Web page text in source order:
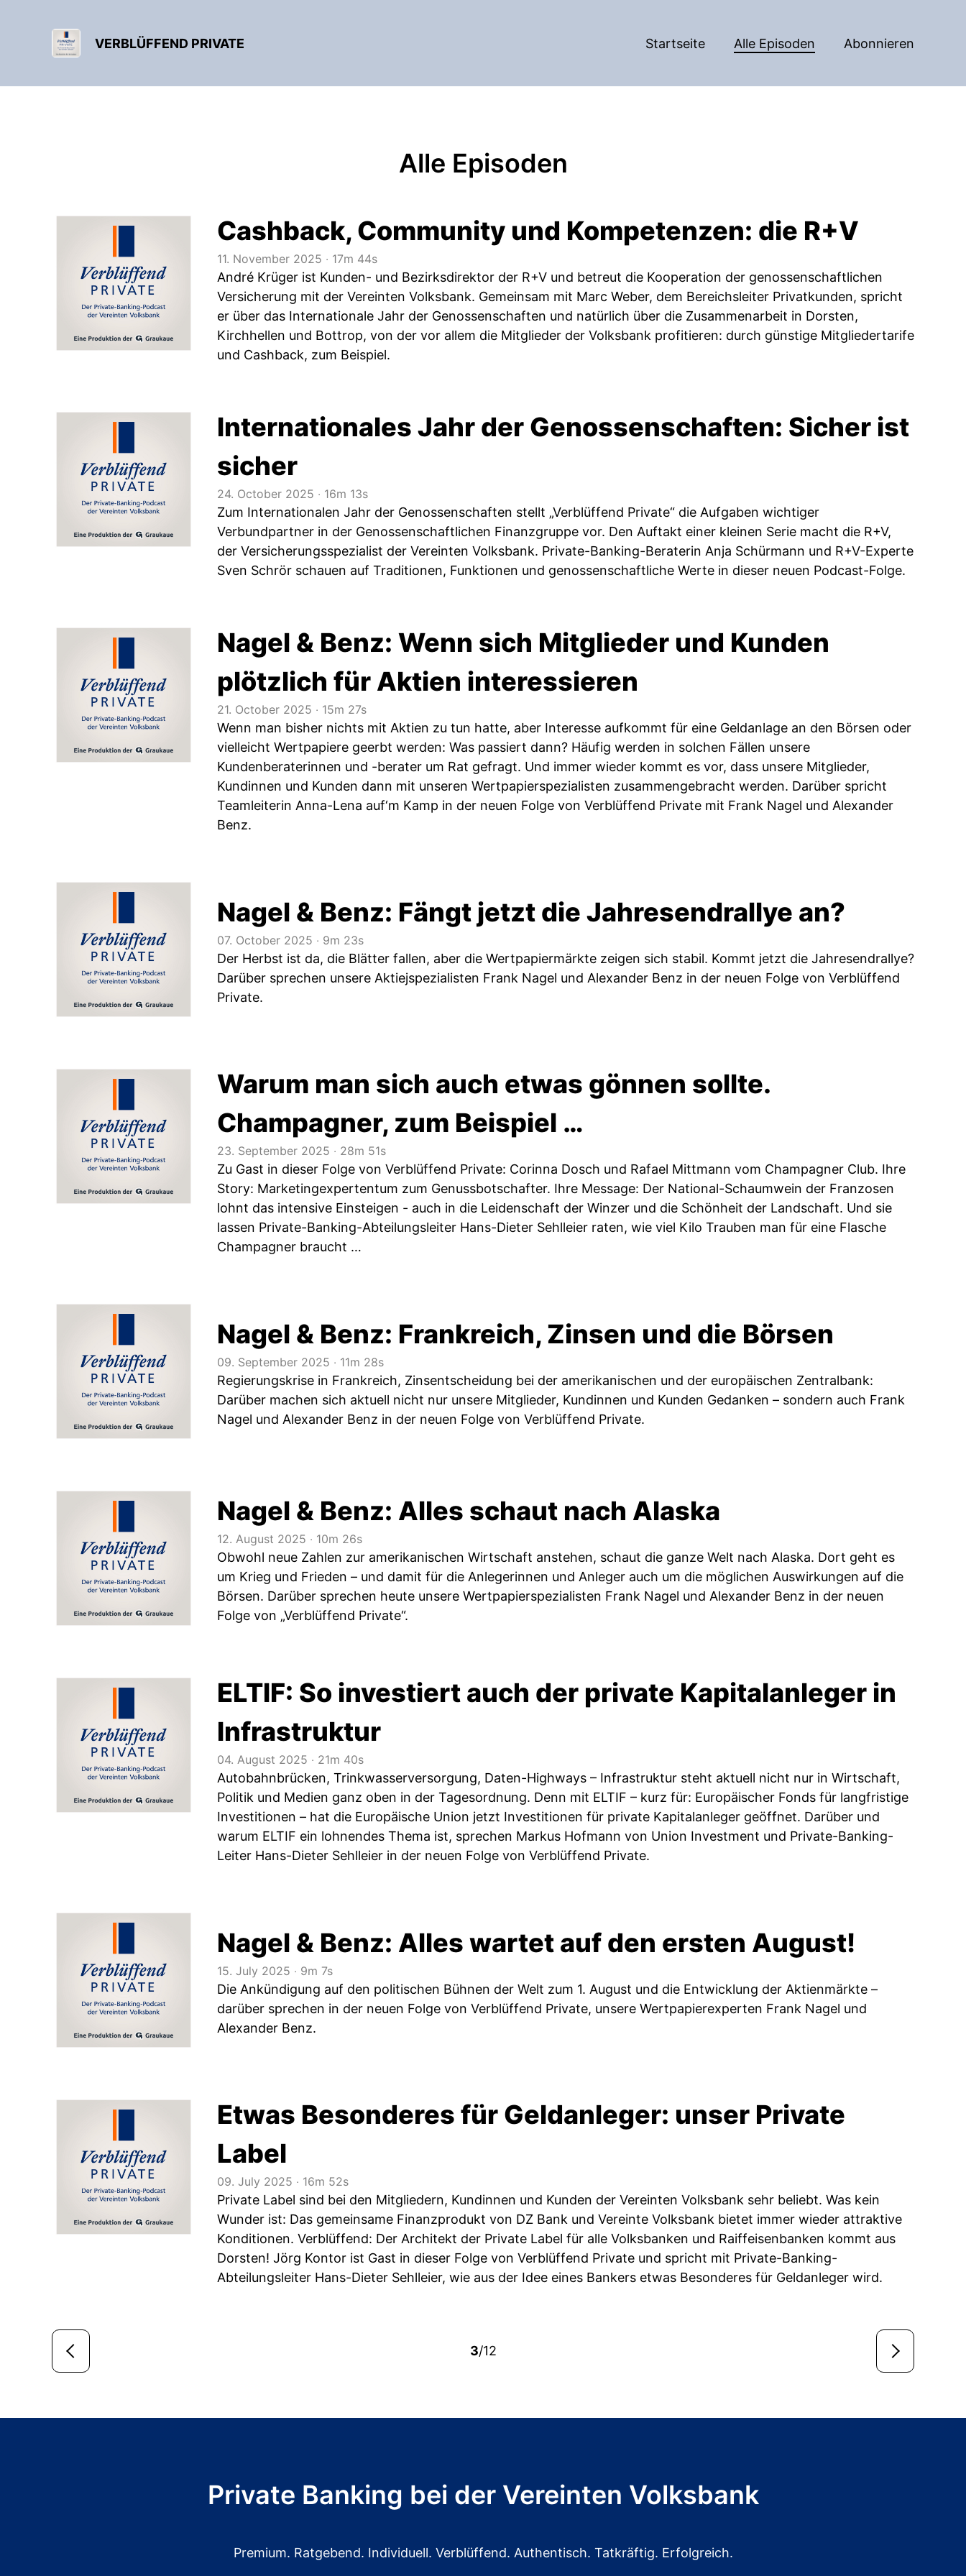
VERBLÜFFEND PRIVATE Startseite Alle Episoden Abonnieren
Alle Episoden
Cashback, Community und Kompetenzen: die R+V
11. November 2025 ‧ 17m 44s
André Krüger ist Kunden- und Bezirksdirektor der R+V und betreut die Kooperation der genossenschaftlichen
Versicherung mit der Vereinten Volksbank. Gemeinsam mit Marc Weber, dem Bereichsleiter Privatkunden, spricht
er über das Internationale Jahr der Genossenschaften und natürlich über die Zusammenarbeit in Dorsten,
Kirchhellen und Bottrop, von der vor allem die Mitglieder der Volksbank profitieren: durch günstige Mitgliedertarife
und Cashback, zum Beispiel.
Internationales Jahr der Genossenschaften: Sicher ist
sicher
24. October 2025 ‧ 16m 13s
Zum Internationalen Jahr der Genossenschaften stellt „Verblüffend Private“ die Aufgaben wichtiger
Verbundpartner in der Genossenschaftlichen Finanzgruppe vor. Den Auftakt einer kleinen Serie macht die R+V,
der Versicherungsspezialist der Vereinten Volksbank. Private-Banking-Beraterin Anja Schürmann und R+V-Experte
Sven Schrör schauen auf Traditionen, Funktionen und genossenschaftliche Werte in dieser neuen Podcast-Folge.
Nagel & Benz: Wenn sich Mitglieder und Kunden
plötzlich für Aktien interessieren
21. October 2025 ‧ 15m 27s
Wenn man bisher nichts mit Aktien zu tun hatte, aber Interesse aufkommt für eine Geldanlage an den Börsen oder
vielleicht Wertpapiere geerbt werden: Was passiert dann? Häufig werden in solchen Fällen unsere
Kundenberaterinnen und -berater um Rat gefragt. Und immer wieder kommt es vor, dass unsere Mitglieder,
Kundinnen und Kunden dann mit unseren Wertpapierspezialisten zusammengebracht werden. Darüber spricht
Teamleiterin Anna-Lena auf‘m Kamp in der neuen Folge von Verblüffend Private mit Frank Nagel und Alexander
Benz.
Nagel & Benz: Fängt jetzt die Jahresendrallye an?
07. October 2025 ‧ 9m 23s
Der Herbst ist da, die Blätter fallen, aber die Wertpapiermärkte zeigen sich stabil. Kommt jetzt die Jahresendrallye?
Darüber sprechen unsere Aktiejspezialisten Frank Nagel und Alexander Benz in der neuen Folge von Verblüffend
Private.
Warum man sich auch etwas gönnen sollte.
Champagner, zum Beispiel …
23. September 2025 ‧ 28m 51s
Zu Gast in dieser Folge von Verblüffend Private: Corinna Dosch und Rafael Mittmann vom Champagner Club. Ihre
Story: Marketingexpertentum zum Genussbotschafter. Ihre Message: Der National-Schaumwein der Franzosen
lohnt das intensive Einsteigen - auch in die Leidenschaft der Winzer und die Schönheit der Landschaft. Und sie
lassen Private-Banking-Abteilungsleiter Hans-Dieter Sehlleier raten, wie viel Kilo Trauben man für eine Flasche
Champagner braucht …
Nagel & Benz: Frankreich, Zinsen und die Börsen
09. September 2025 ‧ 11m 28s
Regierungskrise in Frankreich, Zinsentscheidung bei der amerikanischen und der europäischen Zentralbank:
Darüber machen sich aktuell nicht nur unsere Mitglieder, Kundinnen und Kunden Gedanken – sondern auch Frank
Nagel und Alexander Benz in der neuen Folge von Verblüffend Private.
Nagel & Benz: Alles schaut nach Alaska
12. August 2025 ‧ 10m 26s
Obwohl neue Zahlen zur amerikanischen Wirtschaft anstehen, schaut die ganze Welt nach Alaska. Dort geht es
um Krieg und Frieden – und damit für die Anlegerinnen und Anleger auch um die möglichen Auswirkungen auf die
Börsen. Darüber sprechen heute unsere Wertpapierspezialisten Frank Nagel und Alexander Benz in der neuen
Folge von „Verblüffend Private“.
ELTIF: So investiert auch der private Kapitalanleger in
Infrastruktur
04. August 2025 ‧ 21m 40s
Autobahnbrücken, Trinkwasserversorgung, Daten-Highways – Infrastruktur steht aktuell nicht nur in Wirtschaft,
Politik und Medien ganz oben in der Tagesordnung. Denn mit ELTIF – kurz für: Europäischer Fonds für langfristige
Investitionen – hat die Europäische Union jetzt Investitionen für private Kapitalanleger geöffnet. Darüber und
warum ELTIF ein lohnendes Thema ist, sprechen Markus Hofmann von Union Investment und Private-Banking-
Leiter Hans-Dieter Sehlleier in der neuen Folge von Verblüffend Private.
Nagel & Benz: Alles wartet auf den ersten August!
15. July 2025 ‧ 9m 7s
Die Ankündigung auf den politischen Bühnen der Welt zum 1. August und die Entwicklung der Aktienmärkte –
darüber sprechen in der neuen Folge von Verblüffend Private, unsere Wertpapierexperten Frank Nagel und
Alexander Benz.
Etwas Besonderes für Geldanleger: unser Private
Label
09. July 2025 ‧ 16m 52s
Private Label sind bei den Mitgliedern, Kundinnen und Kunden der Vereinten Volksbank sehr beliebt. Was kein
Wunder ist: Das gemeinsame Finanzprodukt von DZ Bank und Vereinte Volksbank bietet immer wieder attraktive
Konditionen. Verblüffend: Der Architekt der Private Label für alle Volksbanken und Raiffeisenbanken kommt aus
Dorsten! Jörg Kontor ist Gast in dieser Folge von Verblüffend Private und spricht mit Private-Banking-
Abteilungsleiter Hans-Dieter Sehlleier, wie aus der Idee eines Bankers etwas Besonderes für Geldanleger wird.
3/12
Private Banking bei der Vereinten Volksbank
Premium. Ratgebend. Individuell. Verblüffend. Authentisch. Tatkräftig. Erfolgreich.